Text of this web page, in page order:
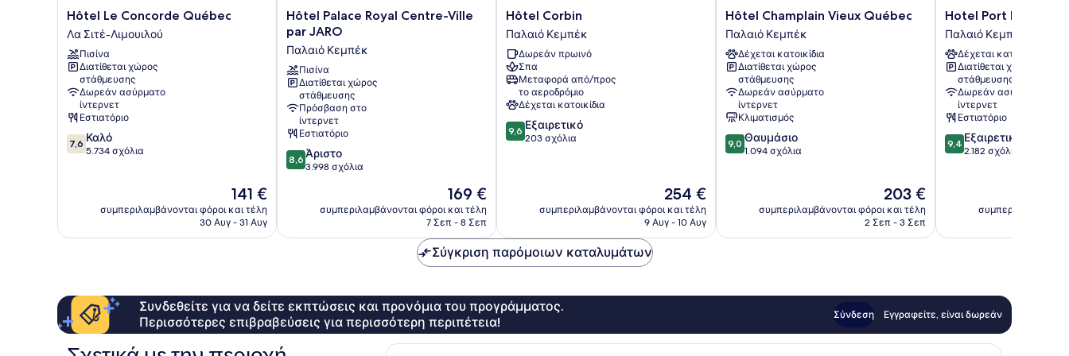
Hôtel
Le
Concorde
Québec
Λα
Σιτέ-
Λιμουιλού
Hôtel Le Concorde Québec
Λα Σιτέ-Λιμουιλού
Πισίνα
Διατίθεται χώρος
στάθμευσης
Δωρεάν ασύρματο
ίντερνετ
Εστιατόριο
7.6
στα
σχόλια
7,6 Καλό
5.734 σχόλια
Η
τιμή
είναι
141 €
συμπεριλαμβάνονται φόροι και τέλη
30 Αυγ - 31 Αυγ
Hôtel
Palace
Royal
Centre-
Ville
par
JARO
Παλαιό
Κεμπέκ
Hôtel Palace Royal Centre-Ville
par JARO
Παλαιό Κεμπέκ
Πισίνα
Διατίθεται χώρος
στάθμευσης
Πρόσβαση στο
ίντερνετ
Εστιατόριο
8.6
στα
8,6 Άριστο
3.998 σχόλια
Η
τιμή
είναι
169 €
συμπεριλαμβάνονται φόροι και τέλη
7 Σεπ - 8 Σεπ
Hôtel
Corbin
Παλαιό
Κεμπέκ
Hôtel Corbin
Παλαιό Κεμπέκ
Δωρεάν πρωινό
Σπα
Μεταφορά από/προς
το αεροδρόμιο
Δέχεται κατοικίδια
9.6
στα
9,6 Εξαιρετικό
203 σχόλια
Η
τιμή
είναι
254 €
συμπεριλαμβάνονται φόροι και τέλη
9 Αυγ - 10 Αυγ
Hôtel
Champlain
Vieux
Québec
Παλαιό
Κεμπέκ
Hôtel Champlain Vieux Québec
Παλαιό Κεμπέκ
Δέχεται κατοικίδια
Διατίθεται χώρος
στάθμευσης
Δωρεάν ασύρματο
ίντερνετ
Κλιματισμός
9.0
στα
σχόλια
9,0 Θαυμάσιο
1.094 σχόλια
Η
τιμή
είναι
203 €
συμπεριλαμβάνονται φόροι και τέλη
2 Σεπ - 3 Σεπ
Hotel
Port
Royal
Παλαιό
Κεμπέκ
Hotel Port Royal
Παλαιό Κεμπέκ
Δέχεται κατοικίδια
Διατίθεται χώρος
στάθμευσης
Δωρεάν ασύρματο
ίντερνετ
Εστιατόριο
9.4
στα
σχόλια
9,4 Εξαιρετικό
2.182 σχόλια
Σύγκριση παρόμοιων καταλυμάτων
Συνδεθείτε για να δείτε εκπτώσεις και προνόμια του προγράμματος.
Περισσότερες επιβραβεύσεις για περισσότερη περιπέτεια!
Σύνδεση Εγγραφείτε, είναι δωρεάν